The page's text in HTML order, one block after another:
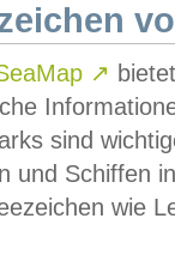
↗
sind
und Schiffen
wie